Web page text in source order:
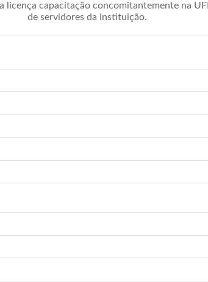
capacitação concomitantemente na
de servidores da Instituição.